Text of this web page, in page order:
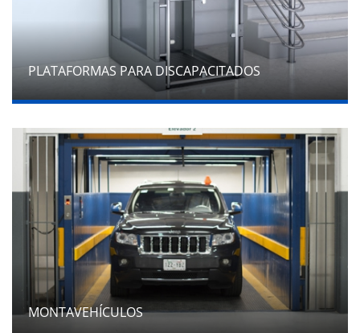
PLATAFORMAS PARA DISCAPACITADOS
MONTAVEHÍCULOS